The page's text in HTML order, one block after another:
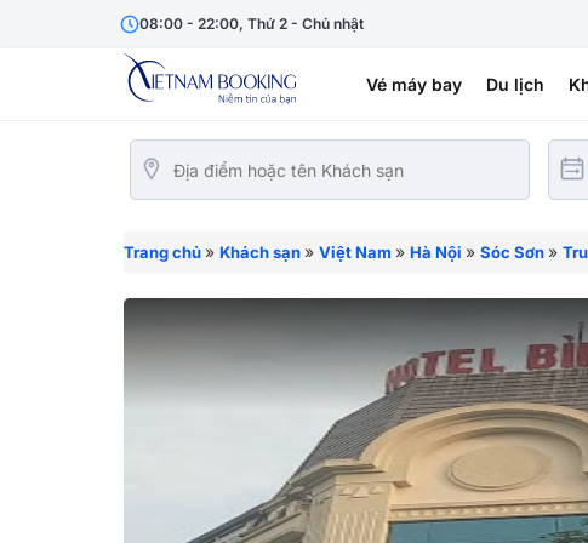
08:00 - 22:00, Thứ 2 - Chủ nhật
Vé máy bay Du lịch
Trang chủ » Khách sạn » Việt Nam » Hà Nội » Sóc Sơn »